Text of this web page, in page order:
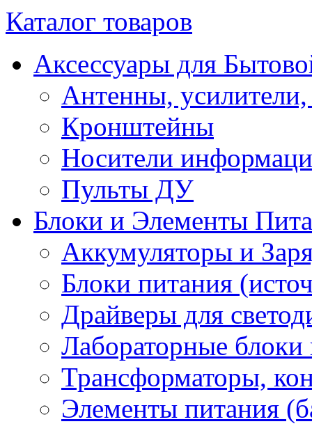
Каталог товаров
Аксессуары для
Антенны, усилители,
Кронштейны
Носители
Пульты ДУ
Блоки и Элементы
Аккумуляторы и
Блоки питания
Драйверы для
Лабораторные блоки
Трансформаторы,
Элементы питания